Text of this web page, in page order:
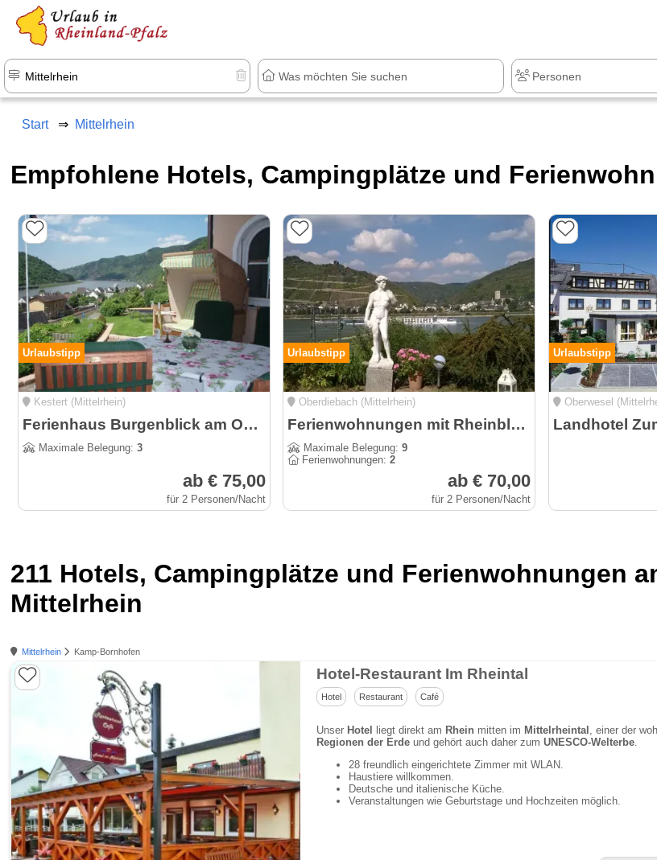
Start Mittelrhein
Empfohlene Hotels, Campingplätze und
Urlaubstipp
Kestert (Mittelrhein)
Ferienhaus Burgenblick am Oberen Mittelrheintal - Panoramablick
Maximale Belegung:3
ab € 75,00
für 2 Personen/Nacht
Urlaubstipp
Oberdiebach (Mittelrhein)
Ferienwohnungen mit Rheinblick in Rheindiebach bei Bacharach
Maximale Belegung:9
Ferienwohnungen:2
ab € 70,00
für 2 Personen/Nacht
Urlaubstipp
Oberwesel
Landhotel
211 Hotels, Campingplätze und Ferienwohnungen
Mittelrhein
Mittelrhein Kamp-Bornhofen
Hotel-Restaurant Im Rheintal
Hotel Restaurant Café
Unser Hotel liegt direkt am Rhein mitten im Mittelrheintal , einer der wohl
Regionen der Erdeund gehört auch daher zum UNESCO-Welterbe.
28 freundlich eingerichtete Zimmer mit WLAN.
Haustiere willkommen.
Deutsche und italienische Küche.
Veranstaltungen wie Geburtstage und Hochzeiten möglich.